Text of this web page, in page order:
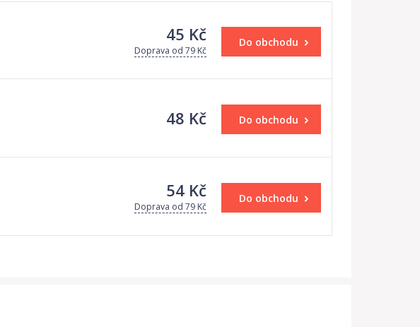
45 Kč
Doprava od 79 Kč
Do obchodu
48 Kč Do obchodu
54 Kč
Doprava od 79 Kč
Do obchodu